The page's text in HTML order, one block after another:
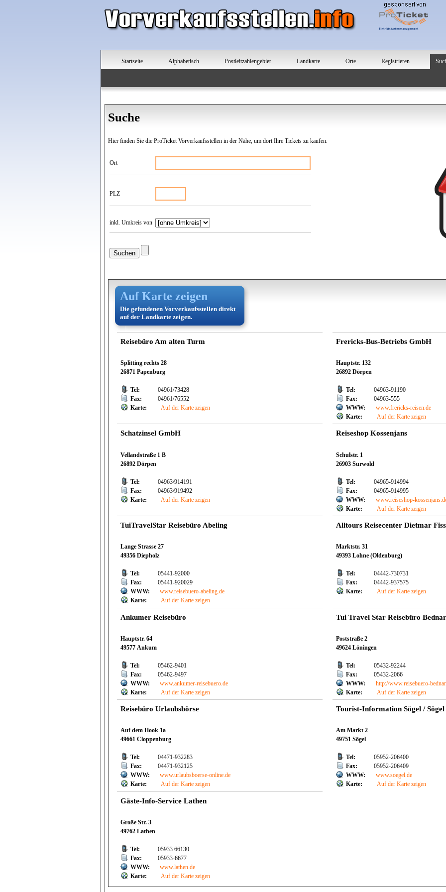
Startseite Alphabetisch Postleitzahlengebiet Landkarte Orte Registrieren
Suche
Hier finden Sie die ProTicket Vorverkaufsstellen in der Nähe, um dort Ihre Tickets zu kaufen.
Ort
PLZ
inkl. Umkreis von
Auf Karte zeigen
Die gefundenen Vorverkaufsstellen direkt
auf der Landkarte zeigen.
Reisebüro Am alten Turm
Splitting rechts 28
26871 Papenburg
Tel:
04961/73428
Fax:
04961/76552
Karte:
Auf der Karte zeigen
Frericks-Bus-Betriebs GmbH
Hauptstr. 132
26892 Dörpen
Tel:
04963-91190
Fax:
04963-555
WWW:
www.frericks-reisen.de
Karte:
Auf der Karte zeigen
Schatzinsel GmbH
Vellandstraße 1 B
26892 Dörpen
Tel:
04963/914191
Fax:
04963/919492
Karte:
Auf der Karte zeigen
Reiseshop Kossenjans
Schulstr. 1
26903 Surwold
Tel:
04965-914994
Fax:
04965-914995
WWW:
www.reiseshop-
Karte:
Auf der Karte zeigen
TuiTravelStar Reisebüro Abeling
Lange Strasse 27
49356 Diepholz
Tel:
05441-92000
Fax:
05441-920029
WWW:
www.reisebuero-abeling.de
Karte:
Auf der Karte zeigen
Alltours Reisecenter Dietmar
Marktstr. 31
49393 Lohne (Oldenburg)
Tel:
04442-730731
Fax:
04442-937575
Karte:
Auf der Karte zeigen
Ankumer Reisebüro
Hauptstr. 64
49577 Ankum
Tel:
05462-9401
Fax:
05462-9497
WWW:
www.ankumer-reisebuero.de
Karte:
Auf der Karte zeigen
Tui Travel Star Reisebüro
Poststraße 2
49624 Löningen
Tel:
05432-92244
Fax:
05432-2066
WWW:
http://www.reisebuero-
Karte:
Auf der Karte zeigen
Reisebüro Urlaubsbörse
Auf dem Hook 1a
49661 Cloppenburg
Tel:
04471-932283
Fax:
04471-932125
WWW:
www.urlaubsboerse-online.de
Karte:
Auf der Karte zeigen
Tourist-Information Sögel /
Am Markt 2
49751 Sögel
Tel:
05952-206400
Fax:
05952-206409
WWW:
www.soegel.de
Karte:
Auf der Karte zeigen
Gäste-Info-Service Lathen
Große Str. 3
49762 Lathen
Tel:
05933 66130
Fax:
05933-6677
WWW:
www.lathen.de
Karte:
Auf der Karte zeigen